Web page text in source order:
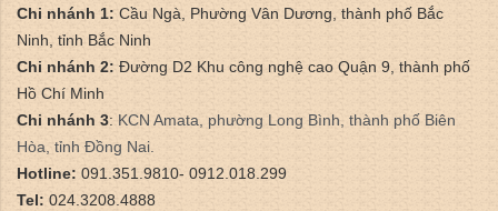
Chi nhánh 1: Cầu Ngà, Phường Vân Dương, thành phố Bắc
Ninh, tỉnh Bắc Ninh
Chi nhánh 2: Đường D2 Khu công nghệ cao Quận 9, thành phố
Hồ Chí Minh
Chi nhánh 3: ​KCN Amata, phường Long Bình, thành phố Biên
Hòa, tỉnh Đồng Nai.
Hotline: 091.351.9810- 0912.018.299
Tel: 024.3208.4888